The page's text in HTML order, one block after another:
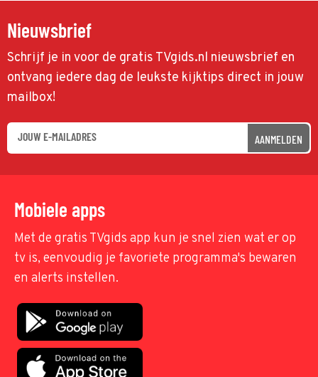
Nieuwsbrief
Schrijf je in voor de gratis TVgids.nl nieuwsbrief en
ontvang iedere dag de leukste kijktips direct in jouw
mailbox!
AANMELDEN
Mobiele apps
Met de gratis TVgids app kun je snel zien wat er op
tv is, eenvoudig je favoriete programma's bewaren
en alerts instellen.